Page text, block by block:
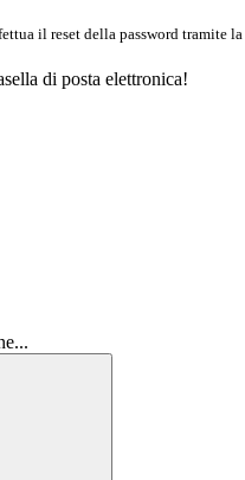
il reset della password tramite la
di posta elettronica!